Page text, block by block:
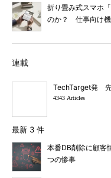
折り畳み式スマホ
のか？ 仕事向け
連載
TechTarget発
4343 Articles
最新 3 件
本番DB削除に顧
つの惨事